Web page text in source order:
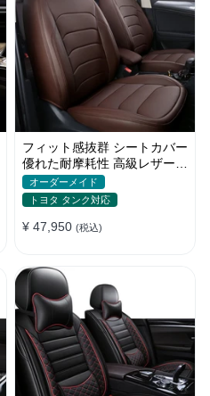
フィット感抜群 シートカバー
優れた耐摩耗性 高級レザー
オーダーメイド 防汚防水 お
しゃれ
オーダーメイド
トヨタ タンク対応
¥ 47,950 (税込)